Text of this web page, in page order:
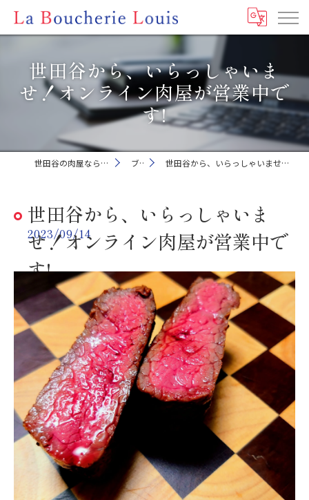
世田谷から、いらっしゃいま
せ！オンライン肉屋が営業中で
す!
世田谷の肉屋ならLa Boucherie Louis ブログ 世田谷から、いらっしゃいませ！オンライン肉屋が営業中です!
世田谷から、いらっしゃいま
せ！オンライン肉屋が営業中で
す!
2023/09/14